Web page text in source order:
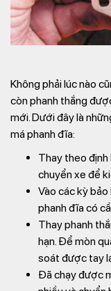
Không phải lúc nào
còn phanh thắng
mới. Dưới đây là
má phanh đĩa:
Thay theo
chuyển xe để
Vào các kỳ
phanh đĩa có
Thay phanh
hạn. Để mòn
soát được tay
Đã chạy được